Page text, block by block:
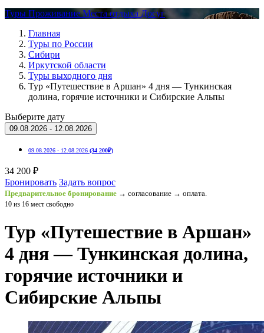
Туры ПроживаниеМеста отдыха Досуг
Главная
Туры по России
Сибири
Иркутской области
Туры выходного дня
Тур «Путешествие в Аршан» 4 дня — Тункинская
долина, горячие источники и Сибирские Альпы
Выберите дату
09.08.2026 - 12.08.2026
09.08.2026 - 12.08.2026 (34 200₽)
34 200 ₽
Бронировать Задать вопрос
Предварительное бронирование → согласование → оплата.
10 из 16 мест свободно
Тур «Путешествие в Аршан»
4 дня — Тункинская долина,
горячие источники и
Сибирские Альпы